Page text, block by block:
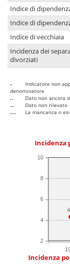
Indice di
Indice di
Indice di vecchiaia
Incidenza dei
divorziati
-
Indicatore non
denominatore
..
Dato non ancora
...
Dato non rilevato
....
La mancanza o
Incidenza
2
4
6
8
10
Incidenza